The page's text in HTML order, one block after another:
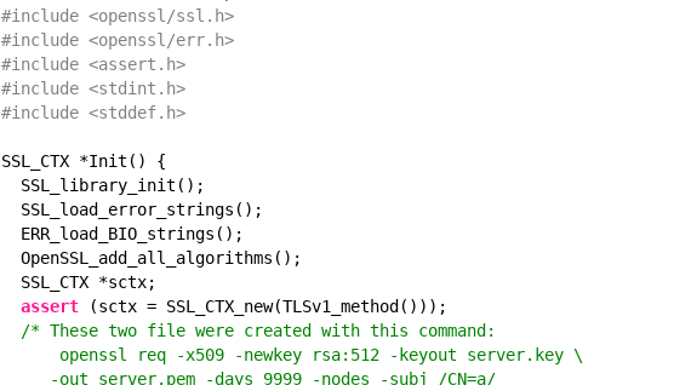
#include <openssl/ssl.h>
#include <openssl/err.h>
#include <assert.h>
#include <stdint.h>
#include <stddef.h>
SSL_CTX *Init() {
SSL_library_init();
SSL_load_error_strings();
ERR_load_BIO_strings();
OpenSSL_add_all_algorithms();
SSL_CTX *sctx;
assert
(sctx = SSL_CTX_new(TLSv1_method()));
/* These two file were created with this command:
openssl req -x509 -newkey rsa:512 -keyout server.key \
-out server.pem -days 9999 -nodes -subj /CN=a/